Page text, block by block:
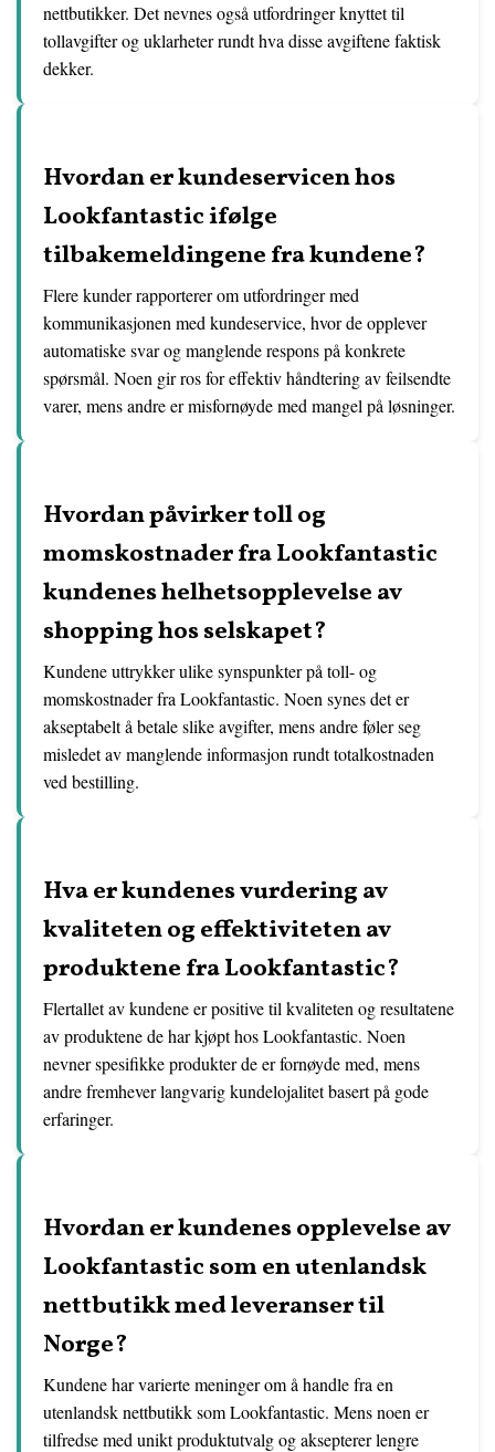
nettbutikker. Det nevnes også utfordringer knyttet til
tollavgifter og uklarheter rundt hva disse avgiftene faktisk
dekker.
Hvordan er kundeservicen hos
Lookfantastic ifølge
tilbakemeldingene fra kundene?
Flere kunder rapporterer om utfordringer med
kommunikasjonen med kundeservice, hvor de opplever
automatiske svar og manglende respons på konkrete
spørsmål. Noen gir ros for effektiv håndtering av feilsendte
varer, mens andre er misfornøyde med mangel på løsninger.
Hvordan påvirker toll og
momskostnader fra Lookfantastic
kundenes helhetsopplevelse av
shopping hos selskapet?
Kundene uttrykker ulike synspunkter på toll- og
momskostnader fra Lookfantastic. Noen synes det er
akseptabelt å betale slike avgifter, mens andre føler seg
misledet av manglende informasjon rundt totalkostnaden
ved bestilling.
Hva er kundenes vurdering av
kvaliteten og effektiviteten av
produktene fra Lookfantastic?
Flertallet av kundene er positive til kvaliteten og resultatene
av produktene de har kjøpt hos Lookfantastic. Noen
nevner spesifikke produkter de er fornøyde med, mens
andre fremhever langvarig kundelojalitet basert på gode
erfaringer.
Hvordan er kundenes opplevelse av
Lookfantastic som en utenlandsk
nettbutikk med leveranser til
Norge?
Kundene har varierte meninger om å handle fra en
utenlandsk nettbutikk som Lookfantastic. Mens noen er
tilfredse med unikt produktutvalg og aksepterer lengre